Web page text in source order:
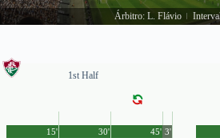
Árbitro: L. Flávio
1st Half
45'
15' 30' 3'